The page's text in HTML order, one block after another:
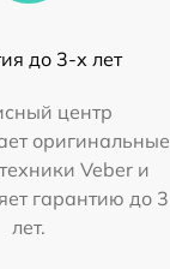
до 3-х лет
центр
оригинальные
Veber и
гарантию до 3
лет.